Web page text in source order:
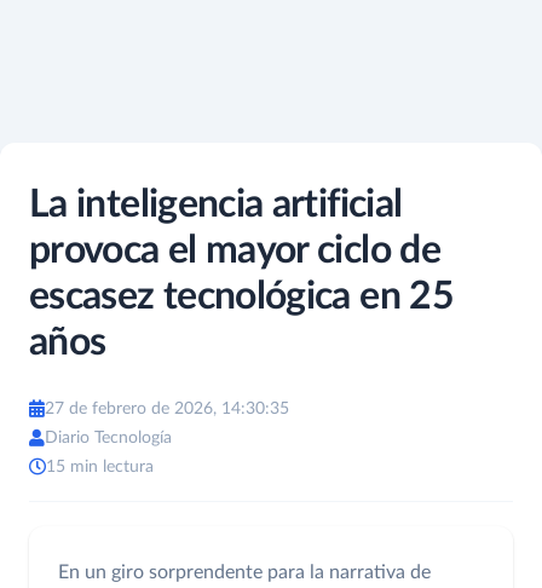
La inteligencia artificial
provoca el mayor ciclo de
escasez tecnológica en 25
años
27 de febrero de 2026, 14:30:35
Diario Tecnología
15 min lectura
En un giro sorprendente para la narrativa de